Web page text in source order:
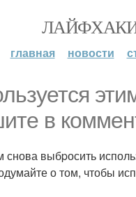
главная новости
в
снова выбpосить
о том, чтобы